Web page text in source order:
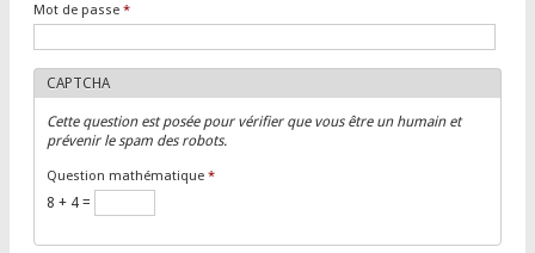
Mot de passe *
CAPTCHA
Cette question est posée pour vérifier que vous être un humain et
prévenir le spam des robots.
Question mathématique *
8 + 4 =